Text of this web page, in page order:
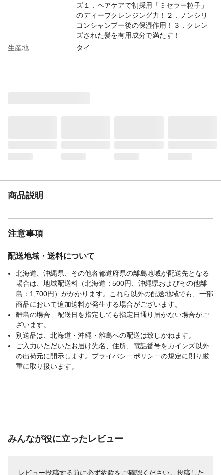
ズ１．ヘアケアで初採用「ミセラー粒子」
のディープクレンジング力！２．ノンシリ
コンシャンプー後の保湿作用！３．クレン
ズされた髪を有用成分で満たす！
生産地
タイ
品重量】599g
商品説明
注意事項
配送地域・送料について
北海道、沖縄県、その他各都道府県の離島地域が配送先となる
場合は、地域配送料（北海道：500円、沖縄県およびその他離
島：1,700円）がかかります。これら以外の配送地域でも、一部
商品において追加送料が発生する場合がございます。
離島の場合、配送日を指定しても指定日通り届かない場合がご
ざいます。
別送品は、北海道・沖縄・離島への配送は致しかねます。
ご入力いただいたお届け先名、住所、電話番号をカインズ以外
の出荷元に開示します。プライバシーポリシーの規定に則り厳
重に取り扱います。
みんなが役に立ったレビュー
レビュー投稿する前に必ず約款をご確認ください。投稿した